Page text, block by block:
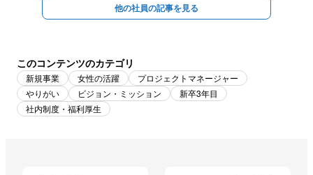
他の社員の記事を見る
このコンテンツのカテゴリ
新規事業 女性の活躍
プロジェクトマネージャー
やりがい
ビジョン・ミッション
新卒3年目
社内制度・福利厚生